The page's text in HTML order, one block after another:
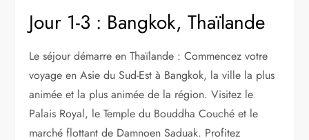
Jour 1-3 : Bangkok, Thaïlande
Le séjour démarre en Thaïlande : Commencez votre
voyage en Asie du Sud-Est à Bangkok, la ville la plus
animée et la plus animée de la région. Visitez le
Palais Royal, le Temple du Bouddha Couché et le
marché flottant de Damnoen Saduak. Profitez